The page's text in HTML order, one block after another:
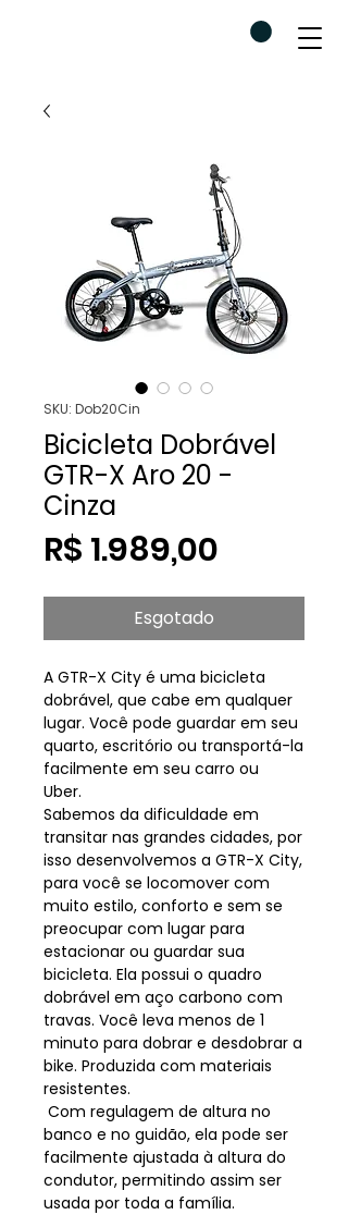
SKU: Dob20Cin
Bicicleta Dobrável
GTR-X Aro 20 -
Cinza
R$ 1.989,00
Esgotado
A GTR-X City é uma bicicleta
dobrável, que cabe em qualquer
lugar. Você pode guardar em seu
quarto, escritório ou transportá-la
facilmente em seu carro ou
Uber.
Sabemos da dificuldade em
transitar nas grandes cidades, por
isso desenvolvemos a GTR-X City,
para você se locomover com
muito estilo, conforto e sem se
preocupar com lugar para
estacionar ou guardar sua
bicicleta. Ela possui o quadro
dobrável em aço carbono com
travas. Você leva menos de 1
minuto para dobrar e desdobrar a
bike. Produzida com materiais
resistentes.
Com regulagem de altura no
banco e no guidão, ela pode ser
facilmente ajustada à altura do
condutor, permitindo assim ser
usada por toda a família.